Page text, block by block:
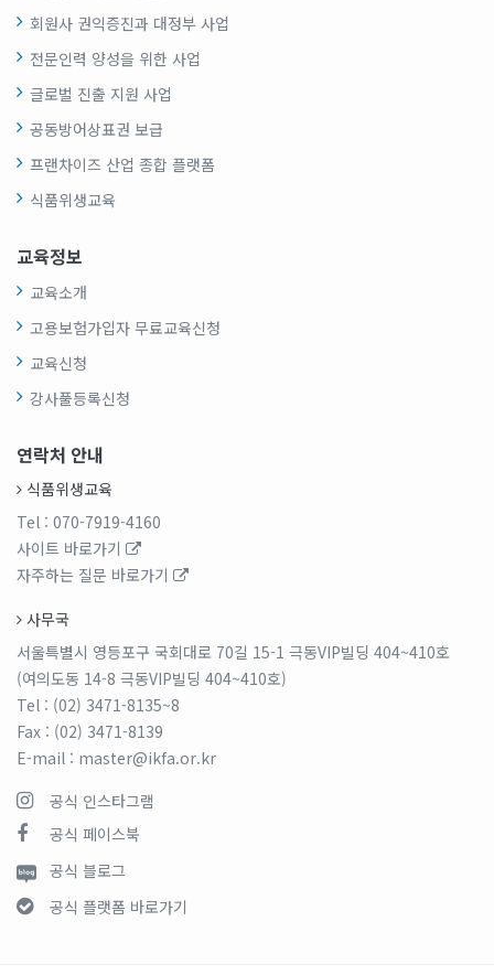
회원사 권익증진과 대정부 사업
전문인력 양성을 위한 사업
글로벌 진출 지원 사업
공동방어상표권 보급
프랜차이즈 산업 종합 플랫폼
식품위생교육
교육정보
교육소개
고용보험가입자 무료교육신청
교육신청
강사풀등록신청
연락처 안내
식품위생교육
Tel : 070-7919-4160
사이트 바로가기
자주하는 질문 바로가기
사무국
서울특별시 영등포구 국회대로 70길 15-1 극동VIP빌딩 404~410호
(여의도동 14-8 극동VIP빌딩 404~410호)
Tel : (02) 3471-8135~8
Fax : (02) 3471-8139
E-mail : master@ikfa.or.kr
공식 인스타그램
공식 페이스북
공식 블로그
공식 플랫폼 바로가기